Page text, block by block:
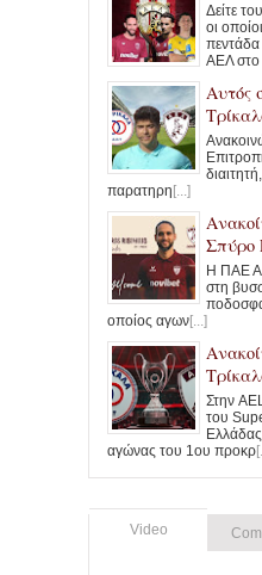
Δείτε
οι
ΑΕΛ στο
Αυτός
παρατηρη[...]
Σπύρο
Η ΠΑΕ
στη
οποίος αγων[...]
Στην
του
αγώνας του 1ου προκρ
Video